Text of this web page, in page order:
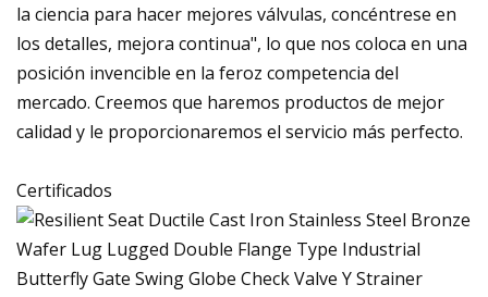
la ciencia para hacer mejores válvulas, concéntrese en
los detalles, mejora continua", lo que nos coloca en una
posición invencible en la feroz competencia del
mercado. Creemos que haremos productos de mejor
calidad y le proporcionaremos el servicio más perfecto.
Certificados